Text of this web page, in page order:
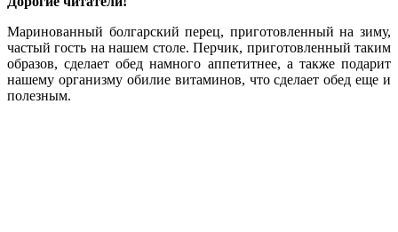
Маринованный болгарский перец, приготовленный на зиму,
частый гость на нашем столе. Перчик, приготовленный таким
образов, сделает обед намного аппетитнее, а также подарит
нашему организму обилие витаминов, что сделает обед еще и
полезным.